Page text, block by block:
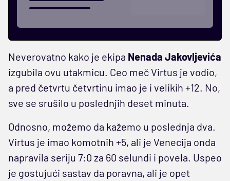
Neverovatno kako je ekipa Nenada Jakovljevića
izgubila ovu utakmicu. Ceo meč Virtus je vodio,
a pred četvrtu četvrtinu imao je i velikih +12. No,
sve se srušilo u poslednjih deset minuta.
Odnosno, možemo da kažemo u poslednja dva.
Virtus je imao komotnih +5, ali je Venecija onda
napravila seriju 7:0 za 60 selundi i povela. Uspeo
je gostujući sastav da poravna, ali je opet